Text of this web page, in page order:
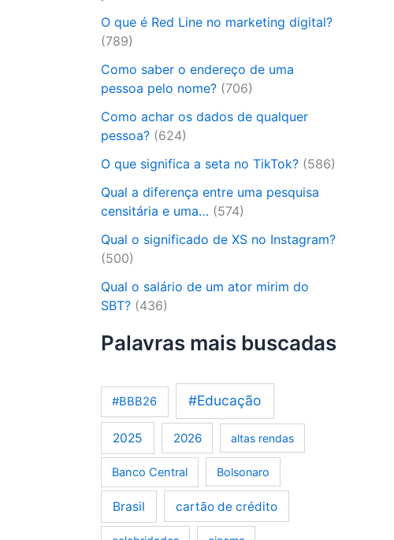
O que é Red Line no marketing digital?
(789)
Como saber o endereço de uma
pessoa pelo nome? (706)
Como achar os dados de qualquer
pessoa? (624)
O que significa a seta no TikTok? (586)
Qual a diferença entre uma pesquisa
censitária e uma… (574)
Qual o significado de XS no Instagram?
(500)
Qual o salário de um ator mirim do
SBT? (436)
Palavras mais buscadas
#BBB26 #Educação
2025 2026 altas rendas
Banco Central Bolsonaro
Brasil cartão de crédito